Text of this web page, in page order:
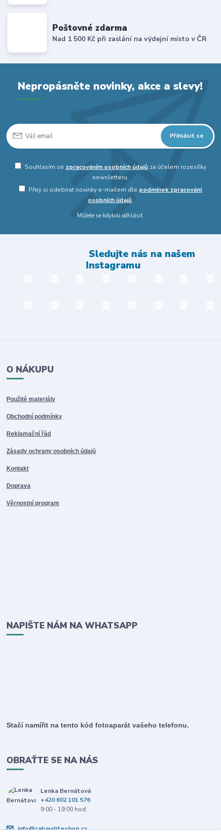
Poštovné zdarma
Nad 1 500 Kč při zaslání na výdejní místo v ČR
Nepropásněte novinky, akce a slevy!
Přihlásit se
Souhlasím se zpracováním osobních údajůza účelem rozesílky
newsletteru.
Přeji si odebírat novinky e-mailem dle podmínek zpracování
osobních údajů.
Můžete se kdykoli odhlásit.
Sledujte nás na našem
Instagramu
O NÁKUPU
Použité materiály
Obchodní podmínky
Reklamační řád
Zásady ochrany osobních údajů
Kontakt
Doprava
Věrnostní program
NAPIŠTE NÁM NA WHATSAPP
Stačí namířit na tento kód fotoaparát vašeho telefonu.
OBRAŤTE SE NA NÁS
Lenka Bernátová
+420 602 101 576
9:00 - 19:00 hod.
info@zabavditeshop.cz